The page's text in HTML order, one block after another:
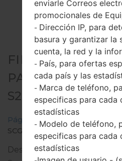
FIRMWARE
PARA SCG01 -
S20 5G
Página principal → Galaxy S20
Descargue la última
enviarle Correos
promocionales de
- Dirección IP, para
basura y garantizar la
cuenta, la red y la
- País, para ofertas
cada país y las
- Marca de teléfono,
especificas para cada
estadísticas
- Modelo de teléfono,
especificas para cada
estadísticas